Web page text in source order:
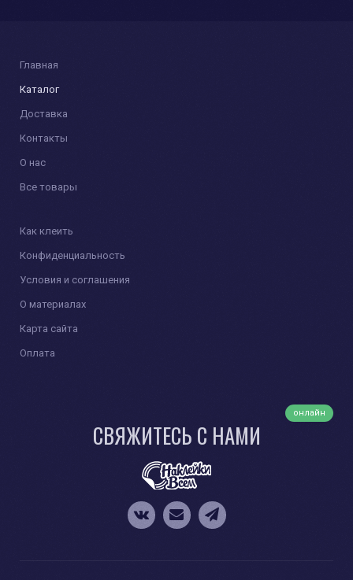
Главная
Каталог
Доставка
Контакты
О нас
Все товары
Как клеить
Конфиденциальность
Условия и соглашения
О материалах
Карта сайта
Оплата
онлайн
СВЯЖИТЕСЬ С НАМИ